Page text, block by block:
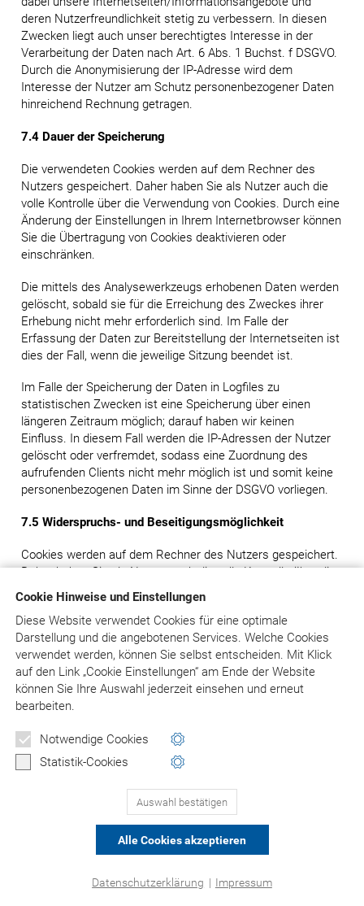
Cookie Hinweise und Einstellungen
Diese Website verwendet Cookies für eine optimale
Darstellung und die angebotenen Services. Welche Cookies
verwendet werden, können Sie selbst entscheiden. Mit Klick
aufden Link „Cookie Einstellungen“ am Ende der Website
können Sie Ihre Auswahl jederzeit einsehen und erneut
bearbeiten.
Notwendige Cookies
Statistik-Cookies
Auswahl bestätigen
Alle Cookies akzeptieren
Datenschutzerklärung | Impressum
deren Nutzerfreundlichkeit stetig zu verbessern. In diesen
Zwecken liegt auch unser berechtigtes Interesse in der
Verarbeitung der Daten nach Art. 6 Abs. 1 Buchst. f DSGVO.
Durch die Anonymisierung der IP-Adresse wird dem
Interesse der Nutzer am Schutz personenbezogener Daten
hinreichend Rechnung getragen.
7.4 Dauer der Speicherung
Die verwendeten Cookies werden auf dem Rechner des
Nutzers gespeichert. Daher haben Sie als Nutzer auch die
volle Kontrolle über die Verwendung von Cookies. Durch eine
Änderung der Einstellungen in Ihrem Internetbrowser können
Sie die Übertragung von Cookies deaktivieren oder
einschränken.
Die mittels des Analysewerkzeugs erhobenen Daten werden
gelöscht, sobald sie für die Erreichung des Zweckes ihrer
Erhebung nicht mehr erforderlich sind. Im Falle der
Erfassung der Daten zur Bereitstellung der Internetseiten ist
dies der Fall, wenn die jeweilige Sitzung beendet ist.
Im Falle der Speicherung der Daten in Logfiles zu
statistischen Zwecken ist eine Speicherung über einen
längeren Zeitraum möglich; darauf haben wir keinen
Einfluss. In diesem Fall werden die IP-Adressen der Nutzer
gelöscht oder verfremdet, sodass eine Zuordnung des
aufrufenden Clients nicht mehr möglich ist und somit keine
personenbezogenen Daten im Sinne der DSGVO vorliegen.
7.5 Widerspruchs- und Beseitigungsmöglichkeit
Cookies werden auf dem Rechner des Nutzers gespeichert.
Daher haben Sie als Nutzer auch die volle Kontrolle über die
Verwendung von Cookies. Durch eine Änderung der
Einstellungen in Ihrem Internetbrowser können Sie die
Übertragung von Cookies deaktivieren oder einschränken.
Bereits gespeicherte Cookies können jederzeit gelöscht
werden. Dies kann auch automatisiert erfolgen. Werden
Cookies für unsere Website deaktiviert, können
möglicherweise nicht mehr alle Funktionen der Internetseite
vollumfänglich genutzt werden.
8. Einsatz von Social-Media
8.1 Facebook: Facebook-Pixel, Facebook Custom
Facebook-Pixel
Wenn Sie Ihre Einwilligung erteilen, setzen wir Technologien
des Sozialen Netzwerks „Facebook“ ein, mit deren Hilfe das
und an Facebook übertragen wird. Dies ist eine